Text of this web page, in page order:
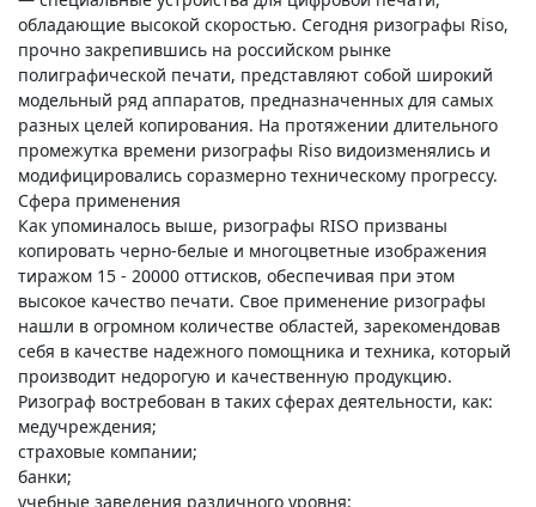
обладающие высокой скоростью. Сегодня ризографы Riso,
прочно закрепившись на российском рынке
полиграфической печати, представляют собой широкий
модельный ряд аппаратов, предназначенных для самых
разных целей копирования. На протяжении длительного
промежутка времени ризографы Riso видоизменялись и
модифицировались соразмерно техническому прогрессу.
Сфера применения
Как упоминалось выше, ризографы RISO призваны
копировать черно-белые и многоцветные изображения
тиражом 15 - 20000 оттисков, обеспечивая при этом
высокое качество печати. Свое применение ризографы
нашли в огромном количестве областей, зарекомендовав
себя в качестве надежного помощника и техника, который
производит недорогую и качественную продукцию.
Ризограф востребован в таких сферах деятельности, как:
медучреждения;
страховые компании;
банки;
учебные заведения различного уровня;